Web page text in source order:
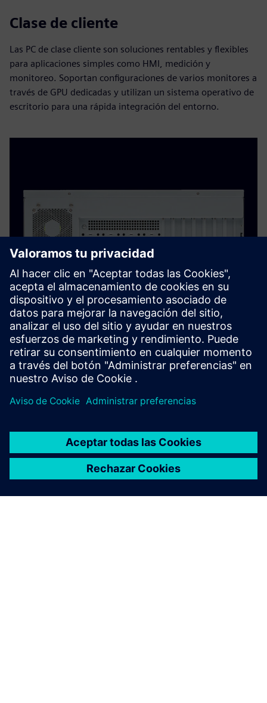
Clase de cliente
Las PC de clase cliente son soluciones rentables y flexibles
para aplicaciones simples como HMI, medición y
monitoreo. Soportan configuraciones de varios monitores a
través de GPU dedicadas y utilizan un sistema operativo de
escritorio para una rápida integración del entorno.